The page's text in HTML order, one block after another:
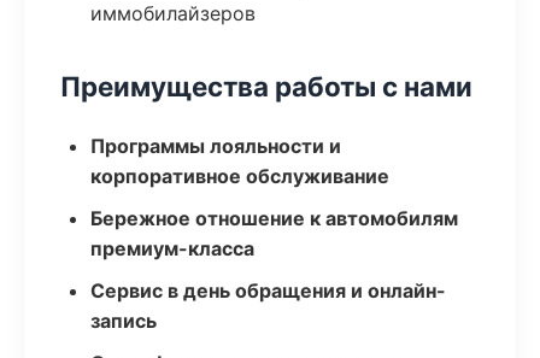
иммобилайзеров
Преимущества работы с нами
Программы лояльности и
корпоративное обслуживание
Бережное отношение к автомобилям
премиум-класса
Сервис в день обращения и онлайн-
запись